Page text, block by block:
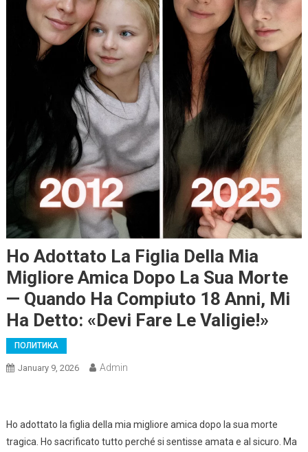
Ho Adottato La Figlia Della Mia
Migliore Amica Dopo La Sua Morte
— Quando Ha Compiuto 18 Anni, Mi
Ha Detto: «Devi Fare Le Valigie!»
ПОЛИТИКА
January 9, 2026 Admin
Ho adottato la figlia della mia migliore amica dopo la sua morte
tragica. Ho sacrificato tutto perché si sentisse amata e al sicuro. Ma